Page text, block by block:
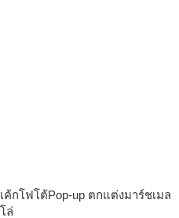
เค้กโฟโต้Pop-up ตกแต่งมาร์ชเมล
โล่